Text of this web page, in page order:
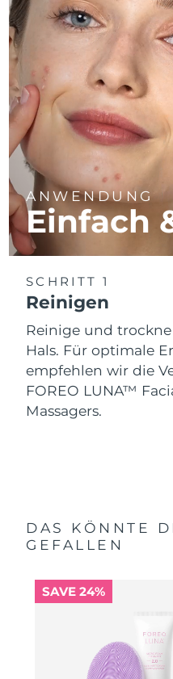
ANWENDUNG
Einfach
SCHRITT 1
Reinigen
Reinige und
Hals. Für optimale
empfehlen wir die
FOREO LUNA™
Massagers.
DAS KÖNNTE
GEFALLEN
SAVE 24%